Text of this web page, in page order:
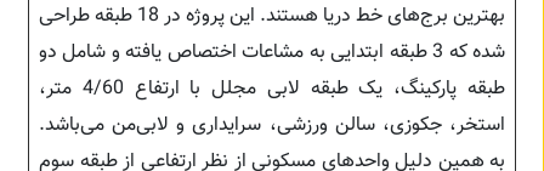
بهترین برج‌های خط دریا هستند. این پروژه در 18 طبقه طراحی
شده که 3 طبقه ابتدایی به مشاعات اختصاص یافته و شامل دو
طبقه پارکینگ، یک طبقه لابی مجلل با ارتفاع 4/60 متر،
استخر، جکوزی، سالن ورزشی، سرایداری و لابی‌من می‌باشد.
به همین دلیل واحدهای مسکونی از نظر ارتفاعی از طبقه سوم